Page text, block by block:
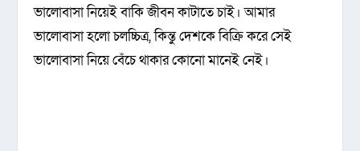
ভালোবাসা নিয়েই বাকি জীবন কাটাতে চাই। আমার
ভালোবাসা হলো চলচ্চিত্র, কিন্তু দেশকে বিক্রি করে সেই
ভালোবাসা নিয়ে বেঁচে থাকার কোনো মানেই নেই।